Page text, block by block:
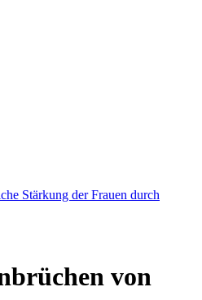
Stärkung der Frauen durch
von